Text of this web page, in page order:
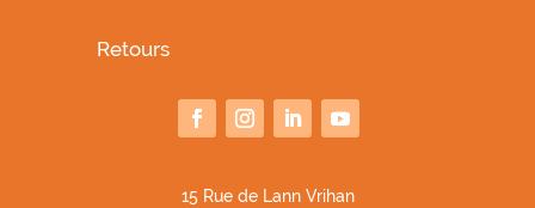
Retours
15 Rue de Lann Vrihan